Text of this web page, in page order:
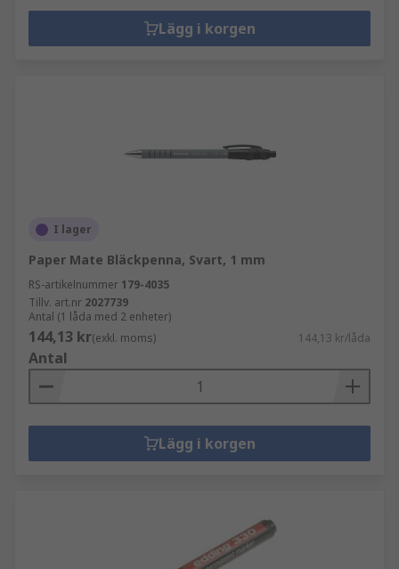
Lägg i korgen
I lager
Paper Mate Bläckpenna, Svart, 1 mm
RS-artikelnummer 179-4035
Tillv. art.nr 2027739
Antal (1 låda med 2 enheter)
144,13 kr(exkl. moms) 144,13 kr/låda
Antal
Lägg i korgen